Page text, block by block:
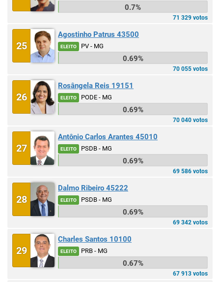
0.7%
71 329 votos
25
Agostinho Patrus 43500
ELEITO PV - MG
0.69%
70 055 votos
26
Rosângela Reis 19151
ELEITO PODE - MG
0.69%
70 040 votos
27
Antônio Carlos Arantes 45010
ELEITO PSDB - MG
0.69%
69 586 votos
28
Dalmo Ribeiro 45222
ELEITO PSDB - MG
0.69%
69 342 votos
29
Charles Santos 10100
ELEITO PRB - MG
0.67%
67 913 votos